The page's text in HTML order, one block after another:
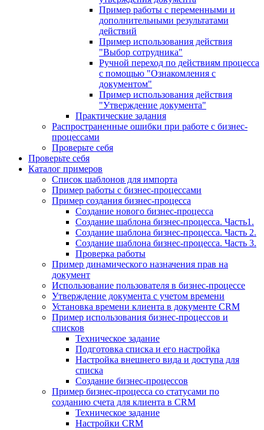
Пример работы с переменными и
дополнительными результатами
действий
Пример использования действия
"Выбор сотрудника"
Ручной переход по действиям процесса
с помощью "Ознакомления с
документом"
Пример использования действия
"Утверждение документа"
Практические задания
Распространенные ошибки при работе с бизнес-
процессами
Проверьте себя
Проверьте себя
Каталог примеров
Список шаблонов для импорта
Пример работы с бизнес-процессами
Пример создания бизнес-процесса
Создание нового бизнес-процесса
Создание шаблона бизнес-процесса. Часть1.
Создание шаблона бизнес-процесса. Часть 2.
Создание шаблона бизнес-процесса. Часть 3.
Проверка работы
Пример динамического назначения прав на
документ
Использование пользователя в бизнес-процессе
Утверждение документа с учетом времени
Установка времени клиента в документе CRM
Пример использования бизнес-процессов и
списков
Техническое задание
Подготовка списка и его настройка
Настройка внешнего вида и доступа для
списка
Создание бизнес-процессов
Пример бизнес-процесса со статусами по
созданию счета для клиента в CRM
Техническое задание
Настройки CRM